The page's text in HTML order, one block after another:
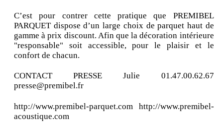
C’est pour contrer cette pratique que PREMIBEL
PARQUET dispose d’un large choix de parquet haut de
gamme à prix discount. Afin que la décoration intérieure
"responsable" soit accessible, pour le plaisir et le
confort de chacun.
CONTACT PRESSE Julie 01.47.00.62.67
presse@premibel.fr
http://www.premibel-parquet.com http://www.premibel-
acoustique.com